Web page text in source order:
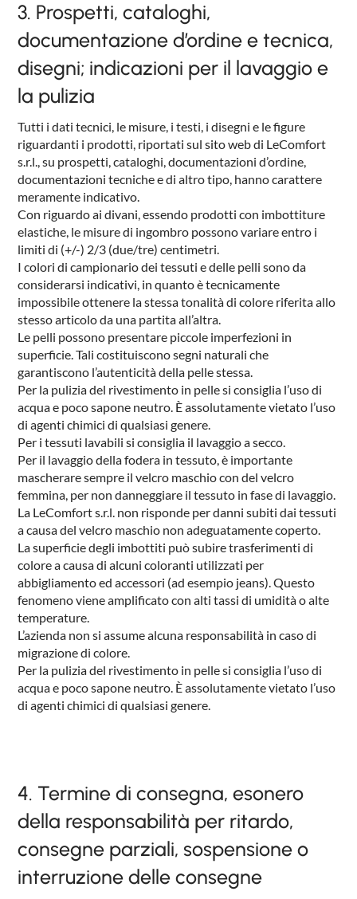
3. Prospetti, cataloghi,
documentazione d’ordine e tecnica,
disegni; indicazioni per il lavaggio e
la pulizia
Tutti i dati tecnici, le misure, i testi, i disegni e le figure
riguardanti i prodotti, riportati sul sito web di LeComfort
s.r.l., su prospetti, cataloghi, documentazioni d’ordine,
documentazioni tecniche e di altro tipo, hanno carattere
meramente indicativo.
Con riguardo ai divani, essendo prodotti con imbottiture
elastiche, le misure di ingombro possono variare entro i
limiti di (+/-) 2/3 (due/tre) centimetri.
I colori di campionario dei tessuti e delle pelli sono da
considerarsi indicativi, in quanto è tecnicamente
impossibile ottenere la stessa tonalità di colore riferita allo
stesso articolo da una partita all’altra.
Le pelli possono presentare piccole imperfezioni in
superficie. Tali costituiscono segni naturali che
garantiscono l’autenticità della pelle stessa.
Per la pulizia del rivestimento in pelle si consiglia l’uso di
acqua e poco sapone neutro. È assolutamente vietato l’uso
di agenti chimici di qualsiasi genere.
Per i tessuti lavabili si consiglia il lavaggio a secco.
Per il lavaggio della fodera in tessuto, è importante
mascherare sempre il velcro maschio con del velcro
femmina, per non danneggiare il tessuto in fase di lavaggio.
La LeComfort s.r.l. non risponde per danni subiti dai tessuti
a causa del velcro maschio non adeguatamente coperto.
La superficie degli imbottiti può subire trasferimenti di
colore a causa di alcuni coloranti utilizzati per
abbigliamento ed accessori (ad esempio jeans). Questo
fenomeno viene amplificato con alti tassi di umidità o alte
temperature.
L’azienda non si assume alcuna responsabilità in caso di
migrazione di colore.
Per la pulizia del rivestimento in pelle si consiglia l’uso di
acqua e poco sapone neutro. È assolutamente vietato l’uso
di agenti chimici di qualsiasi genere.
4. Termine di consegna, esonero
della responsabilità per ritardo,
consegne parziali, sospensione o
interruzione delle consegne